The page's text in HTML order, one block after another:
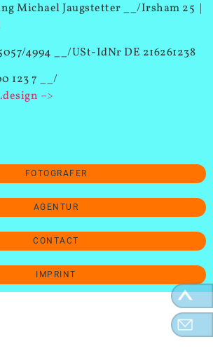
Michael Jaugstetter __/Irsham 25 |
4994 __/USt-IdNr DE 216261238
123 7 __/
–>
FOTOGRAFER
AGENTUR
CONTACT
IMPRINT